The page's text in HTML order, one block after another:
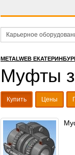
METALWEB
Муфты
Купить Цены